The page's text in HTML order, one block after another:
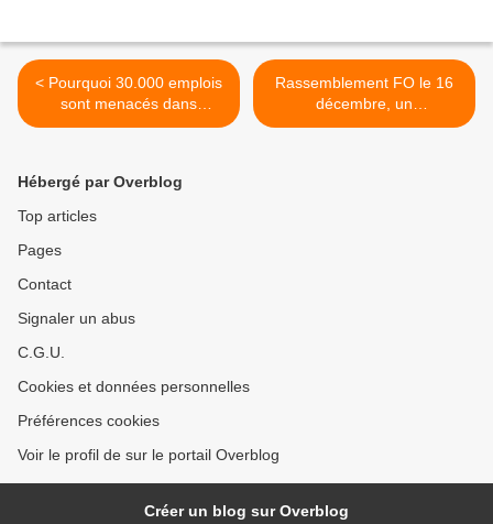
< Pourquoi 30.000 emplois
sont menacés dans
l'énergie selon Force
Rassemblement FO le 16
décembre, un
"avertissement" au
Hébergé par Overblog
Top articles
Pages
Contact
Signaler un abus
C.G.U.
Cookies et données personnelles
Préférences cookies
Voir le profil de sur le portail Overblog
Créer un blog sur Overblog